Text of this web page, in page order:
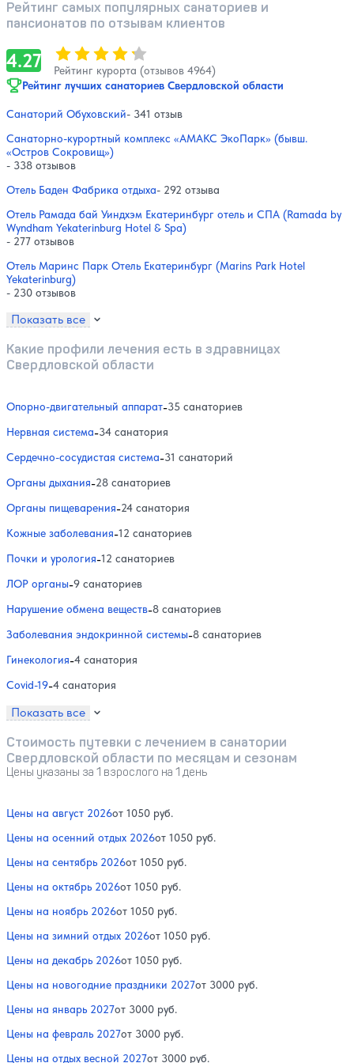
Рейтинг самых популярных санаториев и
пансионатов по отзывам клиентов
4.27 Оценка, количество звезд:
Рейтинг курорта (отзывов 4964)
Рейтинг лучших санаториев Свердловской области
Санаторий Обуховский- 341 отзыв
Санаторно-курортный комплекс «АМАКС ЭкоПарк» (бывш.
«Остров Сокровищ»)
- 338 отзывов
Отель Баден Фабрика отдыха- 292 отзыва
Отель Рамада бай Уиндхэм Екатеринбург отель и СПА (Ramada by
Wyndham Yekaterinburg Hotel & Spa)
- 277 отзывов
Отель Маринс Парк Отель Екатеринбург (Marins Park Hotel
Yekaterinburg)
- 230 отзывов
Показать все
Какие профили лечения есть в здравницах
Свердловской области
Опорно-двигательный аппарат-35 санаториев
Нервная система-34 санатория
Сердечно-сосудистая система-31 санаторий
Органы дыхания-28 санаториев
Органы пищеварения-24 санатория
Кожные заболевания-12 санаториев
Почки и урология-12 санаториев
ЛОР органы-9 санаториев
Нарушение обмена веществ-8 санаториев
Заболевания эндокринной системы-8 санаториев
Гинекология-4 санатория
Covid-19-4 санатория
Показать все
Стоимость путевки с лечением в санатории
Свердловской области по месяцам и сезонам
Цены указаны за 1 взрослого на 1 день
Цены на август 2026от 1050 руб.
Цены на осенний отдых 2026от 1050 руб.
Цены на сентябрь 2026от 1050 руб.
Цены на октябрь 2026от 1050 руб.
Цены на ноябрь 2026от 1050 руб.
Цены на зимний отдых 2026от 1050 руб.
Цены на декабрь 2026от 1050 руб.
Цены на новогодние праздники 2027от 3000 руб.
Цены на январь 2027от 3000 руб.
Цены на февраль 2027от 3000 руб.
Цены на отдых весной 2027от 3000 руб.